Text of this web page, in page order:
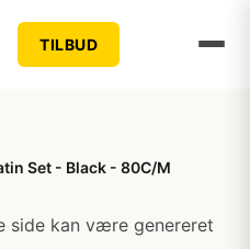
TILBUD
Set - Black - 80C/M
side kan være genereret